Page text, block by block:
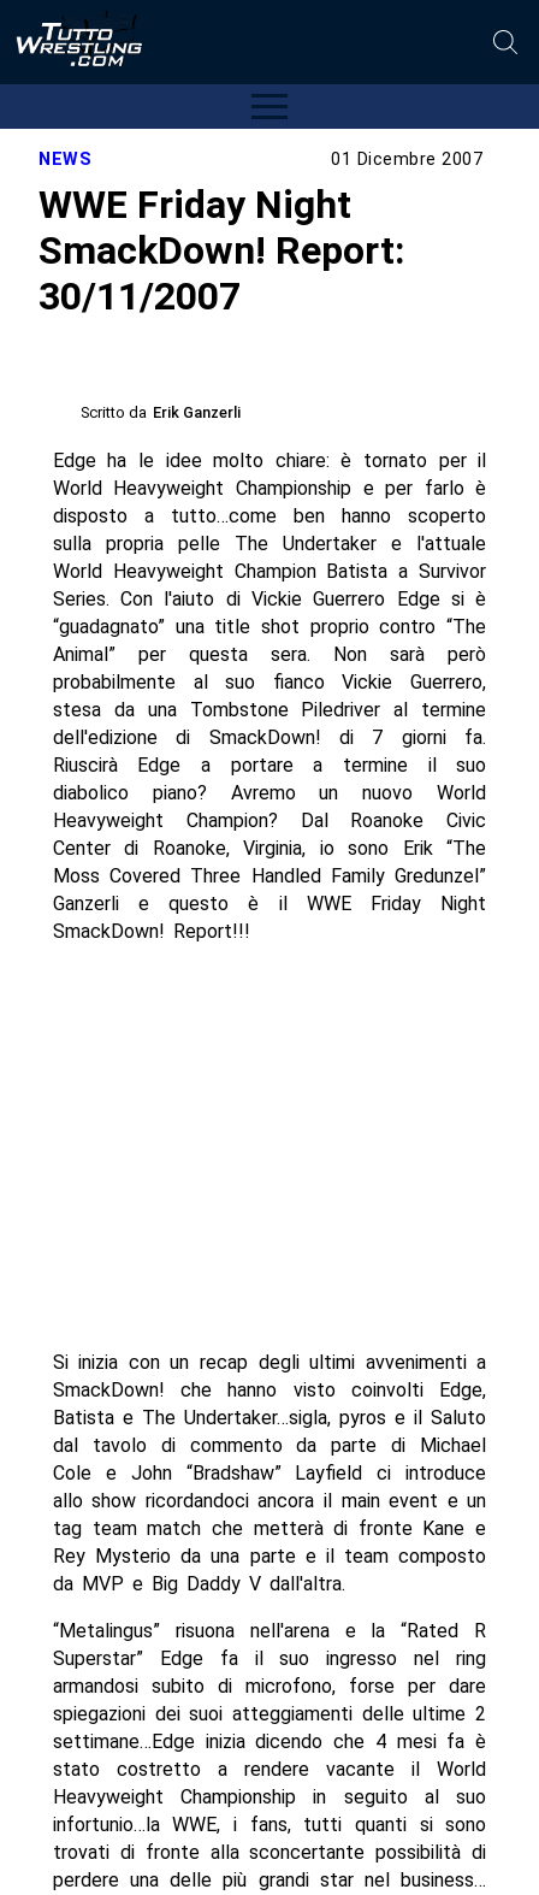
NEWS 01 Dicembre 2007
WWE Friday Night
SmackDown! Report:
30/11/2007
Scritto da Erik Ganzerli
Edge ha le idee molto chiare: è tornato per il
World Heavyweight Championship e per farlo è
disposto a tutto…come ben hanno scoperto
sulla propria pelle The Undertaker e l'attuale
World Heavyweight Champion Batista a Survivor
Series. Con l'aiuto di Vickie Guerrero Edge si è
“guadagnato” una title shot proprio contro “The
Animal” per questa sera. Non sarà però
probabilmente al suo fianco Vickie Guerrero,
stesa da una Tombstone Piledriver al termine
dell'edizione di SmackDown! di 7 giorni fa.
Riuscirà Edge a portare a termine il suo
diabolico piano? Avremo un nuovo World
Heavyweight Champion? Dal Roanoke Civic
Center di Roanoke, Virginia, io sono Erik “The
Moss Covered Three Handled Family Gredunzel”
Ganzerli e questo è il WWE Friday Night
SmackDown! Report!!!
Si inizia con un recap degli ultimi avvenimenti a
SmackDown! che hanno visto coinvolti Edge,
Batista e The Undertaker…sigla, pyros e il Saluto
dal tavolo di commento da parte di Michael
Cole e John “Bradshaw” Layfield ci introduce
allo show ricordandoci ancora il main event e un
tag team match che metterà di fronte Kane e
Rey Mysterio da una parte e il team composto
da MVP e Big Daddy V dall'altra.
“Metalingus” risuona nell'arena e la “Rated R
Superstar” Edge fa il suo ingresso nel ring
armandosi subito di microfono, forse per dare
spiegazioni dei suoi atteggiamenti delle ultime 2
settimane…Edge inizia dicendo che 4 mesi fa è
stato costretto a rendere vacante il World
Heavyweight Championship in seguito al suo
infortunio…la WWE, i fans, tutti quanti si sono
trovati di fronte alla sconcertante possibilità di
perdere una delle più grandi star nel business…